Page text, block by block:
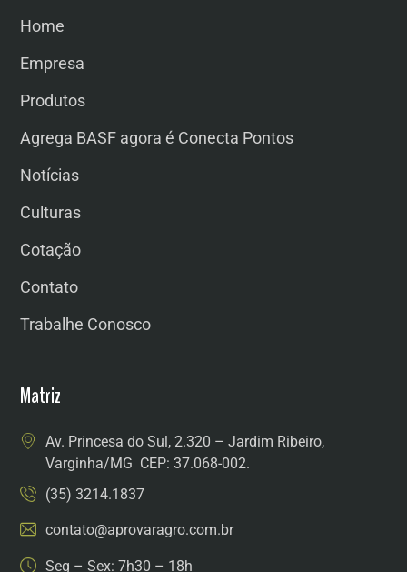
Home
Empresa
Produtos
Agrega BASF agora é Conecta Pontos
Notícias
Culturas
Cotação
Contato
Trabalhe Conosco
Matriz
Av. Princesa do Sul, 2.320 – Jardim Ribeiro,
Varginha/MG CEP: 37.068-002.
(35) 3214.1837
contato@aprovaragro.com.br
Seg – Sex: 7h30 – 18h